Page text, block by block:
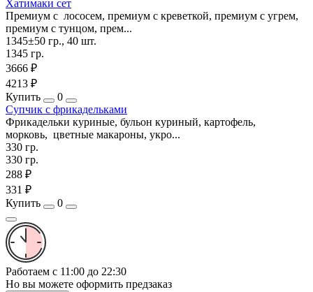
Хатимаки сет
Премиум с лососем, премиум с креветкой, премиум с угрем,
премиум с тунцом, прем...
1345±50 гр., 40 шт.
1345 гр.
3666 ₽
4213 ₽
Купить
0
Супчик с фрикадельками
Фрикадельки куриные, бульон куриный, картофель,
морковь, цветные макароны, укро...
330 гр.
330 гр.
288 ₽
331 ₽
Купить
0
Работаем с 11:00 до 22:30
Но вы можете оформить предзаказ